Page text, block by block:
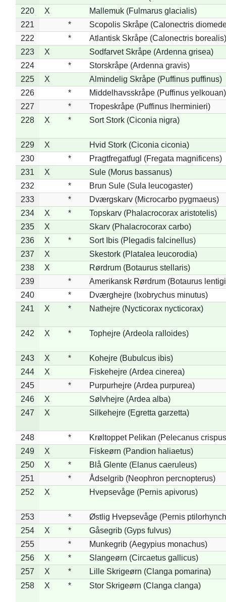
220
X
Mallemuk (Fulmarus glacialis)
221
*
Scopolis Skråpe (Calonectris
222
*
Atlantisk Skråpe (Calonectris borealis)
223
X
Sodfarvet Skråpe (Ardenna grisea)
224
*
Storskråpe (Ardenna gravis)
225
X
Almindelig Skråpe (Puffinus puffinus)
226
*
Middelhavsskråpe (Puffinus yelkouan)
227
*
Tropeskråpe (Puffinus lherminieri)
228
X * Sort Stork (Ciconia nigra)
229 X
Hvid Stork (Ciconia ciconia)
230
*
Pragtfregatfugl (Fregata magnificens)
231
X
Sule (Morus bassanus)
232
*
Brun Sule (Sula leucogaster)
233
*
Dværgskarv (Microcarbo pygmaeus)
234
X *
Topskarv (Phalacrocorax aristotelis)
235
X
Skarv (Phalacrocorax carbo)
236
X *
Sort Ibis (Plegadis falcinellus)
237
X
Skestork (Platalea leucorodia)
238
X
Rørdrum (Botaurus stellaris)
239
*
Amerikansk Rørdrum (Botaurus
240
*
Dværghejre (Ixobrychus minutus)
241
X * Nathejre (Nycticorax nycticorax)
242 X * Tophejre (Ardeola ralloides)
243 X *
Kohejre (Bubulcus ibis)
244
X
Fiskehejre (Ardea cinerea)
245
*
Purpurhejre (Ardea purpurea)
246
X
Sølvhejre (Ardea alba)
247
X Silkehejre (Egretta garzetta)
248 *
Krøltoppet Pelikan (Pelecanus
249
X
Fiskeørn (Pandion haliaetus)
250
X *
Blå Glente (Elanus caeruleus)
251
*
Ådselgrib (Neophron percnopterus)
252
X Hvepsevåge (Pernis apivorus)
253 *
Østlig Hvepsevåge (Pernis
254
X *
Gåsegrib (Gyps fulvus)
255
*
Munkegrib (Aegypius monachus)
256
X *
Slangeørn (Circaetus gallicus)
257
X *
Lille Skrigeørn (Clanga pomarina)
258
X * Stor Skrigeørn (Clanga clanga)